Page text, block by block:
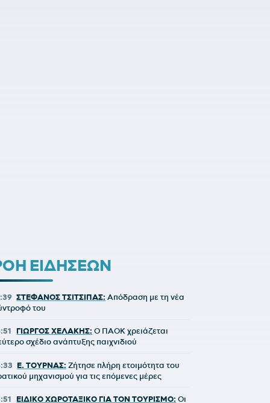
ΕΙΔΗΣΕΩΝ
ΣΤΕΦΑΝΟΣ ΤΣΙΤΣΙΠΑΣ: Απόδραση με τη νέα
του
ΓΙΩΡΓΟΣ ΧΕΛΑΚΗΣ: Ο ΠΑΟΚ χρειάζεται
σχέδιο ανάπτυξης παιχνιδιού
Ε. ΤΟΥΡΝΑΣ: Ζήτησε πλήρη ετοιμότητα του
μηχανισμού για τις επόμενες μέρες
ΕΙΔΙΚΟ ΧΩΡΟΤΑΞΙΚΟ ΓΙΑ ΤΟΝ ΤΟΥΡΙΣΜΟ: Οι